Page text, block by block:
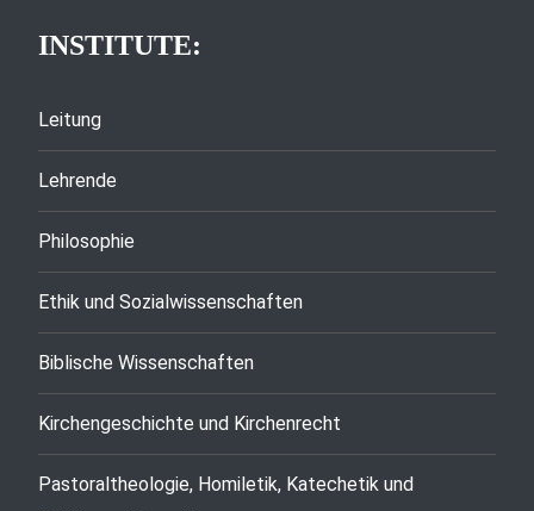
INSTITUTE:
Leitung
Lehrende
Philosophie
Ethik und Sozialwissenschaften
Biblische Wissenschaften
Kirchengeschichte und Kirchenrecht
Pastoraltheologie, Homiletik, Katechetik und